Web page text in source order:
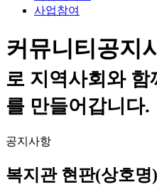
사업참여
커뮤니티공지
로 지역사회와 함
를 만들어갑니다.
공지사항
복지관 현판(상호